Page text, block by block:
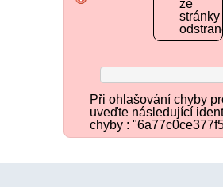
ze
stránky
Při ohlašování chyby
uveďte následující
chyby :